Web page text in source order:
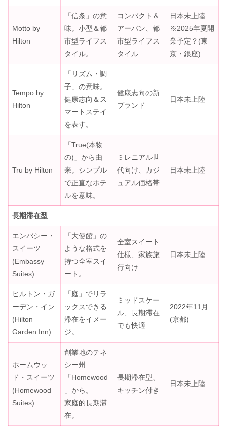
Motto by
Hilton
「信条」の意
味。小型＆都
市型ライフス
タイル。
コンパクト＆
アーバン、都
市型ライフス
タイル
日本未上陸
※2025年夏開
業予定？(東
京・銀座)
Tempo by
Hilton
「リズム・調
子」の意味。
健康志向＆ス
マートステイ
を表す。
健康志向の新
ブランド
日本未上陸
Tru by Hilton
「True(本物
の)」から由
来。シンプル
で正直なホテ
ルを意味。
ミレニアル世
代向け、カジ
ュアル価格帯
日本未上陸
長期滞在型
エンバシー・
スイーツ
(Embassy
Suites)
「大使館」の
ような格式を
持つ全室スイ
ート。
全室スイート
仕様、家族旅
行向け
日本未上陸
ヒルトン・ガ
ーデン・イン
(Hilton
Garden Inn)
「庭」でリラ
ックスできる
滞在をイメー
ジ。
ミッドスケー
ル、長期滞在
でも快適
2022年11月
(京都)
ホームウッ
ド・スイーツ
(Homewood
Suites)
創業地のテネ
シー州
「Homewood
」から。
家庭的長期滞
在。
長期滞在型、
キッチン付き
日本未上陸